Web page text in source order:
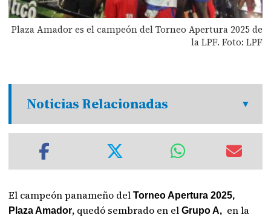
Plaza Amador es el campeón del Torneo Apertura 2025 de
la LPF. Foto: LPF
Noticias Relacionadas
El campeón panameño delTorneo Apertura 2025,
Plaza Amador, quedó sembrado en elGrupo A, en la